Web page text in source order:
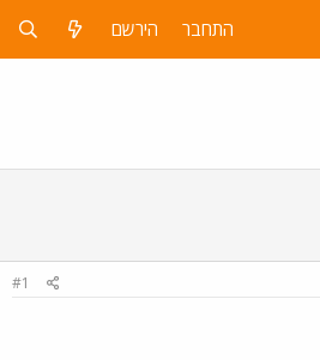
התחבר הירשם
#1